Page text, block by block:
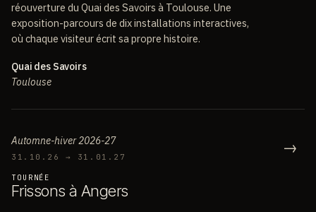
réouverture du Quai des Savoirs à Toulouse. Une
exposition-parcours de dix installations interactives,
où chaque visiteur écrit sa propre histoire.
Quai des Savoirs
Toulouse
Automne-hiver 2026-27
31.10.26 → 31.01.27
TOURNÉE
Frissons à Angers
→